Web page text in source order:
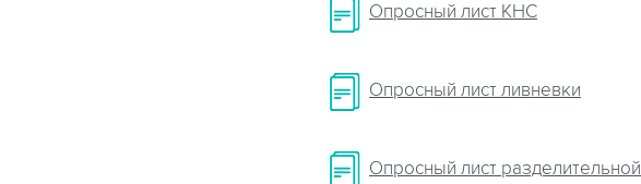
Опросный лист КНС
Опросный лист ливневки
Опросный лист разделительной